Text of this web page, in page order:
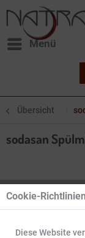
Menü
Übersicht
sodasan
Cookie-Richtlinien
Diese Website